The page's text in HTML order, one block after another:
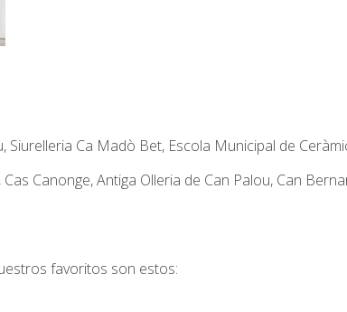
Ca Madò Bet, Escola Municipal de
Canonge, Antiga Olleria de Can Palou, Can
favoritos son estos: